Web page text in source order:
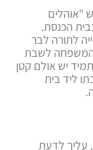
"אוהלים
הכנסת.
לתורה לבר
המשפחה לשבת
יש אולם קטן
ליד בית
עליך לדעת